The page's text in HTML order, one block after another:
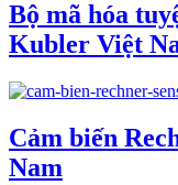
Bộ mã hóa
Kubler Việt
Cảm biến
Nam